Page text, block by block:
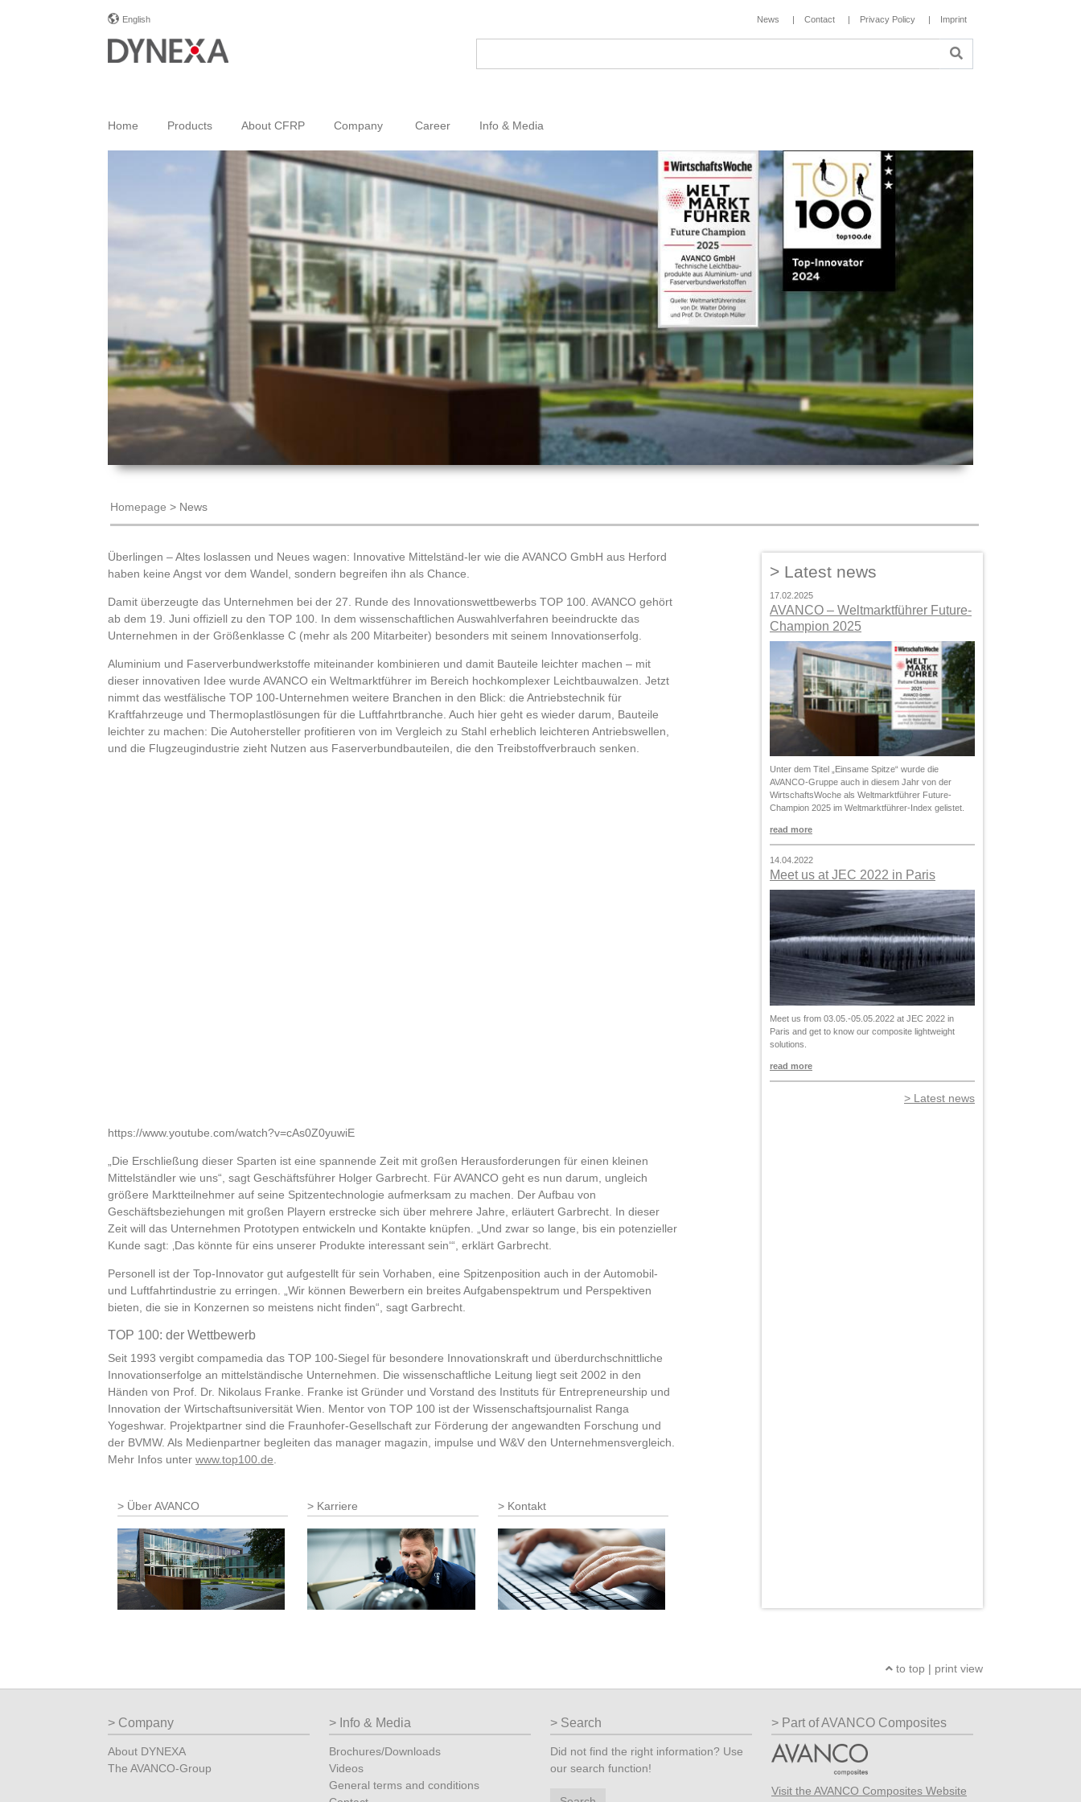
English News Contact Privacy Policy Imprint
Home Products About CFRP Company Career Info & Media
Homepage > News
Überlingen – Altes loslassen und Neues wagen: Innovative Mittelständ-ler wie die AVANCO GmbH aus Herford
haben keine Angst vor dem Wandel, sondern begreifen ihn als Chance.
Damit überzeugte das Unternehmen bei der 27. Runde des Innovationswettbewerbs TOP 100. AVANCO gehört
ab dem 19. Juni offiziell zu den TOP 100. In dem wissenschaftlichen Auswahlverfahren beeindruckte das
Unternehmen in der Größenklasse C (mehr als 200 Mitarbeiter) besonders mit seinem Innovationserfolg.
Aluminium und Faserverbundwerkstoffe miteinander kombinieren und damit Bauteile leichter machen – mit
dieser innovativen Idee wurde AVANCO ein Weltmarktführer im Bereich hochkomplexer Leichtbauwalzen. Jetzt
nimmt das westfälische TOP 100-Unternehmen weitere Branchen in den Blick: die Antriebstechnik für
Kraftfahrzeuge und Thermoplastlösungen für die Luftfahrtbranche. Auch hier geht es wieder darum, Bauteile
leichter zu machen: Die Autohersteller profitieren von im Vergleich zu Stahl erheblich leichteren Antriebswellen,
und die Flugzeugindustrie zieht Nutzen aus Faserverbundbauteilen, die den Treibstoffverbrauch senken.
https://www.youtube.com/watch?v=cAs0Z0yuwiE
„Die Erschließung dieser Sparten ist eine spannende Zeit mit großen Herausforderungen für einen kleinen
Mittelständler wie uns“, sagt Geschäftsführer Holger Garbrecht. Für AVANCO geht es nun darum, ungleich
größere Marktteilnehmer auf seine Spitzentechnologie aufmerksam zu machen. Der Aufbau von
Geschäftsbeziehungen mit großen Playern erstrecke sich über mehrere Jahre, erläutert Garbrecht. In dieser
Zeit will das Unternehmen Prototypen entwickeln und Kontakte knüpfen. „Und zwar so lange, bis ein potenzieller
Kunde sagt: ‚Das könnte für eins unserer Produkte interessant sein‘“, erklärt Garbrecht.
Personell ist der Top-Innovator gut aufgestellt für sein Vorhaben, eine Spitzenposition auch in der Automobil-
und Luftfahrtindustrie zu erringen. „Wir können Bewerbern ein breites Aufgabenspektrum und Perspektiven
bieten, die sie in Konzernen so meistens nicht finden“, sagt Garbrecht.
TOP 100: der Wettbewerb
Seit 1993 vergibt compamedia das TOP 100-Siegel für besondere Innovationskraft und überdurchschnittliche
Innovationserfolge an mittelständische Unternehmen. Die wissenschaftliche Leitung liegt seit 2002 in den
Händen von Prof. Dr. Nikolaus Franke. Franke ist Gründer und Vorstand des Instituts für Entrepreneurship und
Innovation der Wirtschaftsuniversität Wien. Mentor von TOP 100 ist der Wissenschaftsjournalist Ranga
Yogeshwar. Projektpartner sind die Fraunhofer-Gesellschaft zur Förderung der angewandten Forschung und
der BVMW. Als Medienpartner begleiten das manager magazin, impulse und W&V den Unternehmensvergleich.
Mehr Infos unter www.top100.de.
Über AVANCO Karriere Kontakt
Latest news
17.02.2025
AVANCO – Weltmarktführer Future-
Champion 2025
Unter dem Titel „Einsame Spitze“ wurde die
AVANCO-Gruppe auch in diesem Jahr von der
WirtschaftsWoche als Weltmarktführer Future-
Champion 2025 im Weltmarktführer-Index gelistet.
read more
14.04.2022
Meet us at JEC 2022 in Paris
Meet us from 03.05.-05.05.2022 at JEC 2022 in
Paris and get to know our composite lightweight
solutions.
read more
Latest news
to top | print view
Company
About DYNEXA
The AVANCO-Group
Info & Media
Brochures/Downloads
Videos
General terms and conditions
Search
Did not find the right information? Use
our search function!
Part of AVANCO Composites
Visit the AVANCO Composites Website